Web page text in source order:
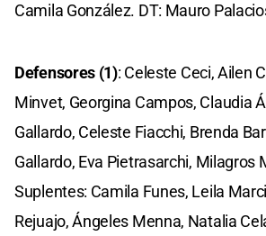
Camila González. DT: Mauro
Defensores (1): Celeste Ceci, Ailen
Minvet, Georgina Campos, Claudia
Gallardo, Celeste Fiacchi, Brenda
Gallardo, Eva Pietrasarchi, Milagros
Suplentes: Camila Funes, Leila
Rejuajo, Ángeles Menna, Natalia